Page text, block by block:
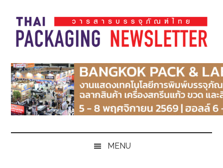
main
content
secondary
menu
primary
sidebar
footer
Thai
Pack
Magazine
Pack
Magazine
MENU